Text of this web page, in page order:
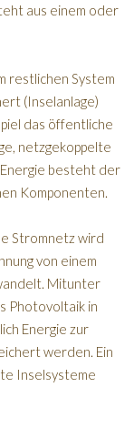
aus einem oder
restlichen System
(Inselanlage)
das öffentliche
netzgekoppelte
besteht der
Komponenten.
Stromnetz wird
von einem
Mitunter
Photovoltaik in
Energie zur
werden. Ein
Inselsysteme